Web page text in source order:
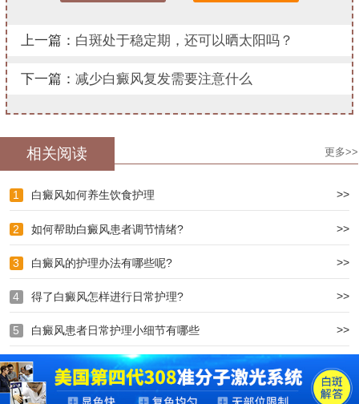
上一篇： 白斑处于稳定期，还可以晒太阳吗？
下一篇： 减少白癜风复发需要注意什么
相关阅读 更多>>
1 白癜风如何养生饮食护理 >>
2 如何帮助白癜风患者调节情绪? >>
3 白癜风的护理办法有哪些呢? >>
4 得了白癜风怎样进行日常护理? >>
5 白癜风患者日常护理小细节有哪些 >>